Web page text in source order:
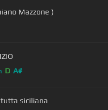
Mazzone )
D A#
tutta siciliana